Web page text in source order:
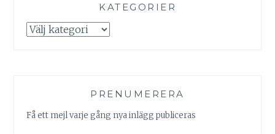
KATEGORIER
Kategorier
PRENUMERERA
Få ett mejl varje gång nya inlägg publiceras